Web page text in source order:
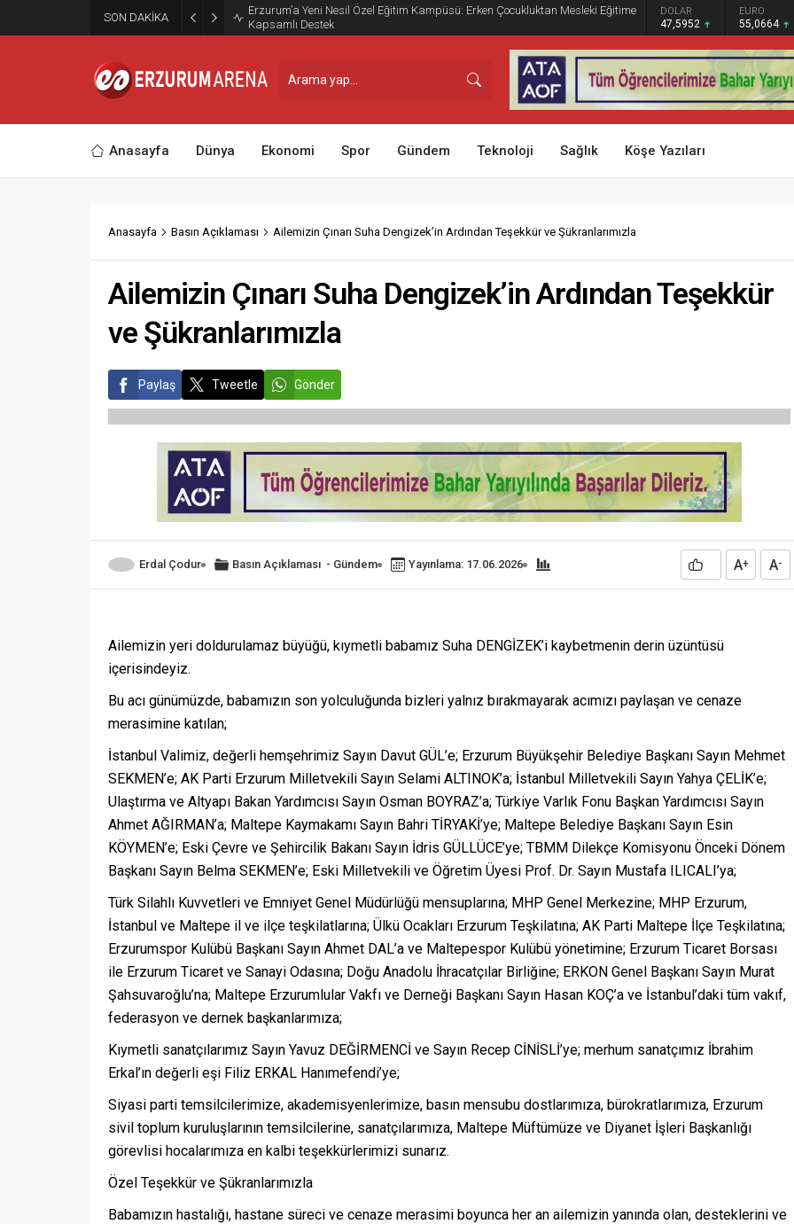
SON DAKİKA
Erzurum’a Yeni Nesil Özel Eğitim Kampüsü: Erken Çocukluktan Mesleki Eğitime
Kapsamlı Destek
GRAM ALTIN DOLAR
47,5952
EURO
55,0664
Anasayfa Dünya Ekonomi Spor Gündem Teknoloji Sağlık Köşe Yazıları
Anasayfa Basın Açıklaması Ailemizin Çınarı Suha Dengizek’in Ardından Teşekkür ve Şükranlarımızla
Ailemizin Çınarı Suha Dengizek’in Ardından Teşekkür
ve Şükranlarımızla
Paylaş Tweetle Gönder
Erdal Çodur Basın Açıklaması - Gündem Yayınlama: 17.06.2026 A+ A-
Ailemizin yeri doldurulamaz büyüğü, kıymetli babamız Suha DENGİZEK’i kaybetmenin derin üzüntüsü
içerisindeyiz.
Bu acı günümüzde, babamızın son yolculuğunda bizleri yalnız bırakmayarak acımızı paylaşan ve cenaze
merasimine katılan;
İstanbul Valimiz, değerli hemşehrimiz Sayın Davut GÜL’e; Erzurum Büyükşehir Belediye Başkanı Sayın Mehmet
SEKMEN’e; AK Parti Erzurum Milletvekili Sayın Selami ALTINOK’a; İstanbul Milletvekili Sayın Yahya ÇELİK’e;
Ulaştırma ve Altyapı Bakan Yardımcısı Sayın Osman BOYRAZ’a; Türkiye Varlık Fonu Başkan Yardımcısı Sayın
Ahmet AĞIRMAN’a; Maltepe Kaymakamı Sayın Bahri TİRYAKİ’ye; Maltepe Belediye Başkanı Sayın Esin
KÖYMEN’e; Eski Çevre ve Şehircilik Bakanı Sayın İdris GÜLLÜCE’ye; TBMM Dilekçe Komisyonu Önceki Dönem
Başkanı Sayın Belma SEKMEN’e; Eski Milletvekili ve Öğretim Üyesi Prof. Dr. Sayın Mustafa ILICALI’ya;
Türk Silahlı Kuvvetleri ve Emniyet Genel Müdürlüğü mensuplarına; MHP Genel Merkezine; MHP Erzurum,
İstanbul ve Maltepe il ve ilçe teşkilatlarına; Ülkü Ocakları Erzurum Teşkilatına; AK Parti Maltepe İlçe Teşkilatına;
Erzurumspor Kulübü Başkanı Sayın Ahmet DAL’a ve Maltepespor Kulübü yönetimine; Erzurum Ticaret Borsası
ile Erzurum Ticaret ve Sanayi Odasına; Doğu Anadolu İhracatçılar Birliğine; ERKON Genel Başkanı Sayın Murat
Şahsuvaroğlu’na; Maltepe Erzurumlular Vakfı ve Derneği Başkanı Sayın Hasan KOÇ’a ve İstanbul’daki tüm vakıf,
federasyon ve dernek başkanlarımıza;
Kıymetli sanatçılarımız Sayın Yavuz DEĞİRMENCİ ve Sayın Recep CİNİSLİ’ye; merhum sanatçımız İbrahim
Erkal’ın değerli eşi Filiz ERKAL Hanımefendi’ye;
Siyasi parti temsilcilerimize, akademisyenlerimize, basın mensubu dostlarımıza, bürokratlarımıza, Erzurum
sivil toplum kuruluşlarının temsilcilerine, sanatçılarımıza, Maltepe Müftümüze ve Diyanet İşleri Başkanlığı
görevlisi hocalarımıza en kalbi teşekkürlerimizi sunarız.
Özel Teşekkür ve Şükranlarımızla
Babamızın hastalığı, hastane süreci ve cenaze merasimi boyunca her an ailemizin yanında olan, desteklerini ve